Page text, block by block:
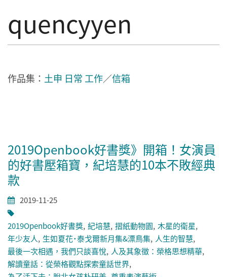
quencyyen
作品集： 土申 日常 工作／信箱
2019Openbook好書獎》開箱！女演員
的好書壓箱寶，紀培慧的10本不敗經典
款
2019-11-25
2019Openbook好書獎 紀培慧 摺紙動物園 木星的衛星
年少友人 生如夏花˙泰戈爾新月集&漂鳥集 人生的智慧
最後一次相遇，我們只談喜悅 人及其象徵：榮格思想精華
解讀童話：從榮格觀點探索童話世界